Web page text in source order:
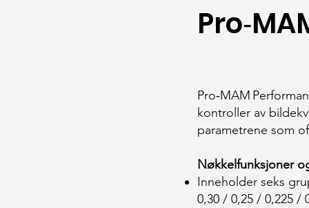
Pro‑MAM
kontroller av
parametrene som
Nøkkelfunksjoner
Inneholder seks
0,30 / 0,25 / 0,225 /